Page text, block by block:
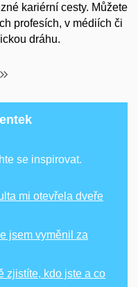
kariérní cesty. Můžete
profesích, v médiích či
dráhu.
se inspirovat.
mi otevřela dveře
jsem vyměnil za
zjistíte, kdo jste a co